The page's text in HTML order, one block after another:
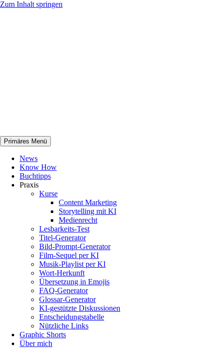
Zum Inhalt springen
netknowhow
Primäres Menü
News
Know How
Buchtipps
Praxis
Kurse
Content Marketing
Storytelling mit KI
Medienrecht
Lesbarkeits-Test
Titel-Generator
Bild-Prompt-Generator
Film-Sequel per KI
Musik-Playlist per KI
Wort-Herkunft
Übersetzung in Emojis
FAQ-Generator
Glossar-Generator
KI-gestützte Diskussionen
Entscheidungstabelle
Nützliche Links
Graphic Shorts
Über mich